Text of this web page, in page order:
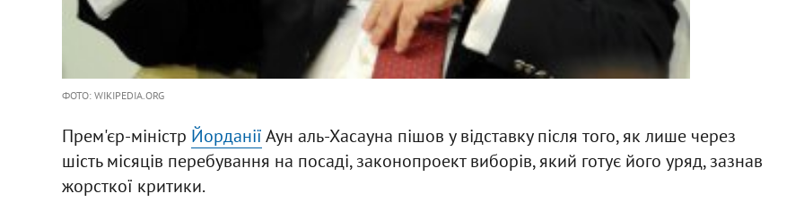
ФОТО: WIKIPEDIA.ORG
Прем'єр-міністр ЙорданіїАун аль-Хасауна пішов у відставку після того, як лише через
шість місяців перебування на посаді, законопроект виборів, який готує його уряд, зазнав
жорсткої критики.